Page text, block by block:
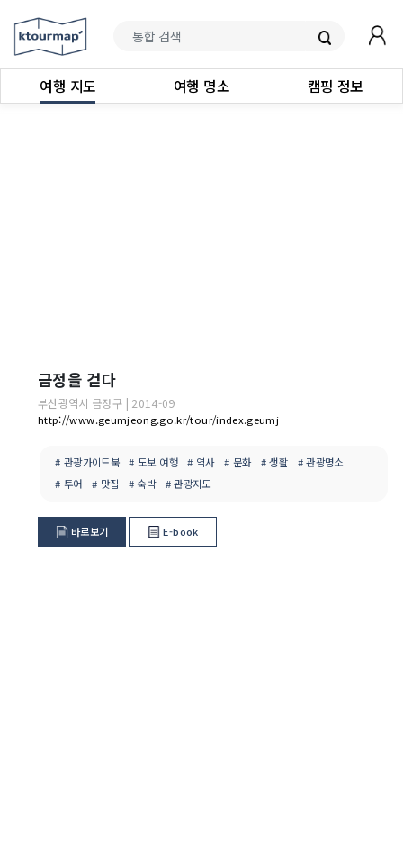
여행 지도 여행 명소 캠핑 정보
금정을 걷다
부산광역시 금정구 | 2014-09
http://www.geumjeong.go.kr/tour/index.geumj
# 관광가이드북 # 도보 여행 # 역사 # 문화 # 생활
# 관광명소
# 투어
# 맛집 # 숙박 # 관광지도
바로보기 E-book